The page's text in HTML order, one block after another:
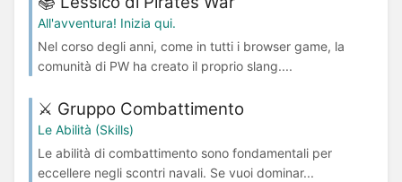
All'avventura! Inizia qui.
Nel corso degli anni, come in tutti i browser game, la
comunità di PW ha creato il proprio slang....
⚔️ Gruppo Combattimento
Le Abilità (Skills)
Le abilità di combattimento sono fondamentali per
eccellere negli scontri navali. Se vuoi dominar...